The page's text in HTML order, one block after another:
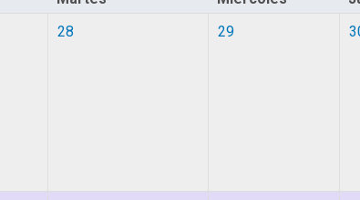
28 29